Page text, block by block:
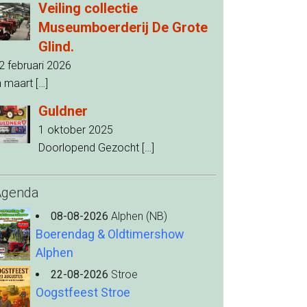
Veiling collectie
Museumboerderij De Grote
Glind.
februari 2026
maart […]
Guldner
1 oktober 2025
Doorlopend Gezocht […]
08-08-2026 Alphen (NB)
Boerendag & Oldtimershow
Alphen
22-08-2026 Stroe
Oogstfeest Stroe